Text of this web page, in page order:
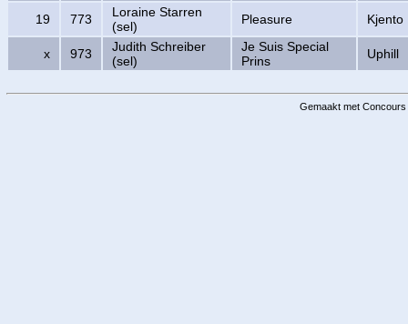
19 773
Loraine Starren
(sel)
Pleasure Kjento
x 973
Judith Schreiber
(sel)
Je Suis Special
Prins
Uphill
Gemaakt met